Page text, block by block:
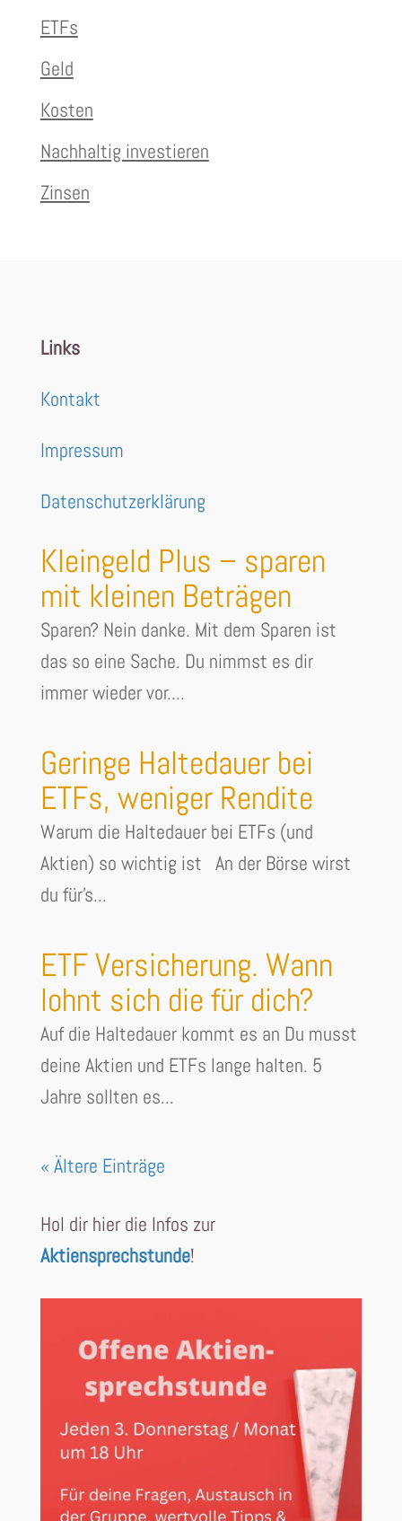
ETFs
Geld
Kosten
Nachhaltig investieren
Zinsen
Links
Kontakt
Impressum
Datenschutzerklärung
Kleingeld Plus – sparen
mit kleinen Beträgen
Sparen? Nein danke. Mit dem Sparen ist
das so eine Sache. Du nimmst es dir
immer wieder vor....
Geringe Haltedauer bei
ETFs, weniger Rendite
Warum die Haltedauer bei ETFs (und
Aktien) so wichtig ist An der Börse wirst
du für's...
ETF Versicherung. Wann
lohnt sich die für dich?
Auf die Haltedauer kommt es an Du musst
deine Aktien und ETFs lange halten. 5
Jahre sollten es...
« Ältere Einträge
Hol dir hier die Infos zur
Aktiensprechstunde!